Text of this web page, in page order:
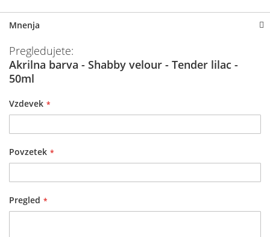
Mnenja
Pregledujete:
Akrilna barva - Shabby velour - Tender lilac -
50ml
Vzdevek
Povzetek
Pregled